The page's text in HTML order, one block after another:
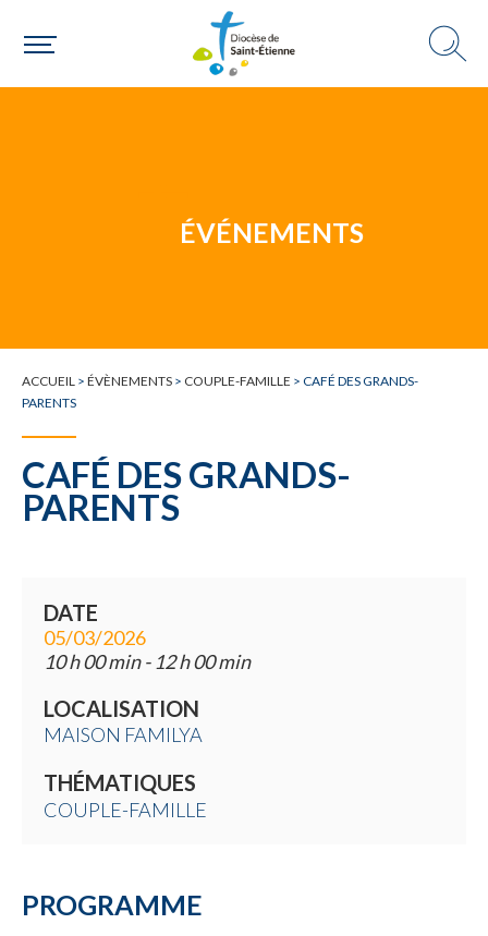
ÉVÉNEMENTS
ACCUEIL > ÉVÈNEMENTS > COUPLE-FAMILLE > CAFÉ DES GRANDS-
PARENTS
CAFÉ DES GRANDS-
PARENTS
DATE
05/03/2026
10 h 00 min - 12 h 00 min
LOCALISATION
MAISON FAMILYA
THÉMATIQUES
COUPLE-FAMILLE
PROGRAMME